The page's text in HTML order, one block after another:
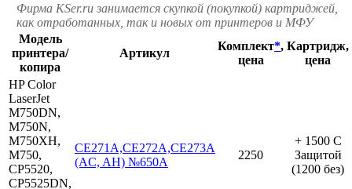
Фирма KSer.ru занимается скупкой (покупкой) картриджей,
как отработанных, так и новых от принтеров и МФУ
Модель
принтера/
копира
Артикул
Комплект*,
цена
Картридж,
цена
HP Color
LaserJet
M750DN,
M750N,
M750XH,
M750,
CP5520,
CP5525DN,
CE271A,CE272A,CE273A
(AC, AH) №650A
2250
+ 1500 С
Защитой
(1200 без)